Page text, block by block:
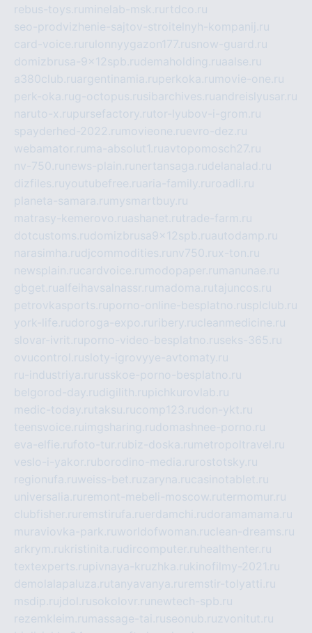
rebus-toys.ru minelab-msk.ru rtdco.ru
seo-prodvizhenie-sajtov-stroitelnyh-kompanij.ru
card-voice.ru rulonnyygazon177.rusnow-guard.ru
domizbrusa-9x12spb.rudemaholding.ruaalse.ru
a380club.ruargentinamia.ruperkoka.ru movie-one.ru
perk-oka.rug-octopus.rusibarchives.ruandreislyusar.ru
naruto-x.rupursefactory.rutor-lyubov-i-grom.ru
spayderhed-2022.ru movieone.ruevro-dez.ru
webamator.ru ma-absolut1.ruavtopomosch27.ru
nv-750.ru news-plain.ru nertansaga.rudelanalad.ru
dizfiles.ruyoutubefree.ruaria-family.ru roadli.ru
planeta-samara.ru mysmartbuy.ru
matrasy-kemerovo.ruashanet.rutrade-farm.ru
dotcustoms.rudomizbrusa9x12spb.ruautodamp.ru
narasimha.rudjcommodities.ru nv750.rux-ton.ru
newsplain.rucardvoice.ru modopaper.ru manunae.ru
gbget.rualfeihavsalnassr.ru madoma.rutajuncos.ru
petrovkasports.ruporno-online-besplatno.rusplclub.ru
york-life.rudoroga-expo.ru ribery.rucleanmedicine.ru
slovar-ivrit.ruporno-video-besplatno.ruseks-365.ru
ovucontrol.rusloty-igrovyye-avtomaty.ru
ru-industriya.ru russkoe-porno-besplatno.ru
belgorod-day.rudigilith.rupichkurovlab.ru
medic-today.rutaksu.rucomp123.rudon-ykt.ru
teensvoice.ru imgsharing.rudomashnee-porno.ru
eva-elfie.rufoto-tur.rubiz-doska.ru metropoltravel.ru
veslo-i-yakor.ruborodino-media.ru rostotsky.ru
regionufa.ruweiss-bet.ruzaryna.rucasinotablet.ru
universalia.ru remont-mebeli-moscow.rutermomur.ru
clubfisher.ru remstirufa.ruerdamchi.rudoramamama.ru
muraviovka-park.ruworldofwoman.ruclean-dreams.ru
arkrym.rukristinita.rudircomputer.ru healthenter.ru
textexperts.rupivnaya-kruzhka.rukinofilmy-2021.ru
demolalapaluza.rutanyavanya.ru remstir-tolyatti.ru
msdip.ru jdol.rusokolovr.ru newtech-spb.ru
rezemkleim.ru massage-tai.ruseonub.ruzvonitut.ru